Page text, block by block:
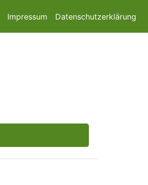
Impressum Datenschutzerklärung